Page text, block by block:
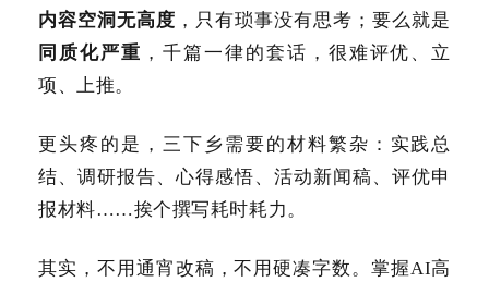
内容空洞无高度 ，只有琐事没有思考；要么就是
同质化严重 ，千篇一律的套话，很难评优、立
项、上推。
更头疼的是，三下乡需要的材料繁杂：实践总
结、调研报告、心得感悟、活动新闻稿、评优申
报材料……挨个撰写耗时耗力。
其实，不用通宵改稿，不用硬凑字数。掌握AI高